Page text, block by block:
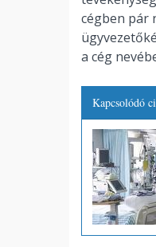
cégben pár
a cég
Kapcsolódó